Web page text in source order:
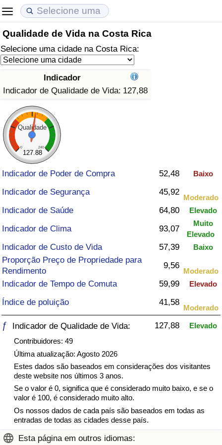
Qualidade de Vida na Costa Rica
Selecione uma cidade na Costa Rica:
Indicador
Indicador de Qualidade de Vida: 127,88
Qualidade
0 240
127.88
Indicador de Poder de Compra 52,48 Baixo
Indicador de Segurança 45,92
Moderado
Indicador de Saúde 64,80 Elevado
Indicador de Clima 93,07
Muito
Elevado
Indicador de Custo de Vida 57,39 Baixo
Proporção Preço de Propriedade para
Rendimento
9,56
Moderado
Indicador de Tempo de Comuta 59,99 Elevado
Índice de poluição 41,58
Moderado
ƒ Indicador de Qualidade de Vida: 127,88
Elevado
Contribuidores: 49
Última atualização: Agosto 2026
Estes dados são baseados em considerações dos visitantes
deste website nos últimos 3 anos.
Se o valor é 0, significa que é considerado muito baixo, e se o
valor é 100, é considerado muito alto.
Os nossos dados de cada país são baseados em todas as
entradas de todas as cidades desse país.
Esta página em outros idiomas:
Custo de Vida
Indicador de Custo de Vida (Atual)
Indicador de Custo de Vida
Indicador de Custo de Vida Por País
em Aqaba
Preços de Imóveis
Indicador de Preços de Imóveis (Atual)
Indicador de Preços de Imóveis
Indicador de Preços de Imóveis por País
Qualidade de Vida
Indicador de Qualidade de Vida
Indicador de Qualidade de Vida (Atual)
Índice de qualidade de vida por país
Crime
Taxa do Indicador de Crime (Atual)
Indicador de Crime
Índice de criminalidade por país
Indicador de Saúde (Atual)
Indicador de Saúde
Indicador de Saúde por País
Poluição
Indicador de Poluição (Atual)
Índice de poluição
Indicador de Poluição por País
Trânsito